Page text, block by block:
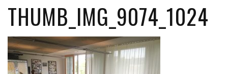
THUMB_IMG_9074_1024